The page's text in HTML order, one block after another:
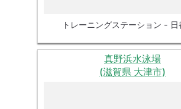
トレーニングステーション - 日
真野浜水泳場
(滋賀県 大津市)